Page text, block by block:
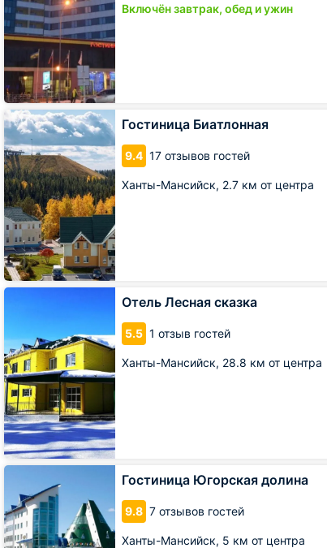
Включён завтрак, обед и ужин
Гостиница Биатлонная
9.4 17 отзывов гостей
Ханты-Мансийск, 2.7 км от центра
Гостиница
Биатлонная
Отель Лесная сказка
5.5 1 отзыв гостей
Ханты-Мансийск, 28.8 км от центра
Отель
Гостиница Югорская долина
9.8 7 отзывов гостей
Ханты-Мансийск, 5 км от центра
Гостиница
Югорская
долина